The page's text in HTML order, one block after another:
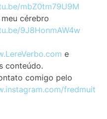
mbZ0tm79U9M
cérebro
9J8HonmAW4w
e
conteúdo.
comigo pelo
fredmuit